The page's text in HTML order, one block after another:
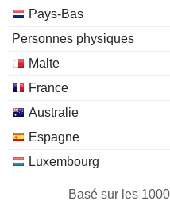
Pays-Bas
Personnes physiques
Malte
France
Australie
Espagne
Luxembourg
Basé sur les